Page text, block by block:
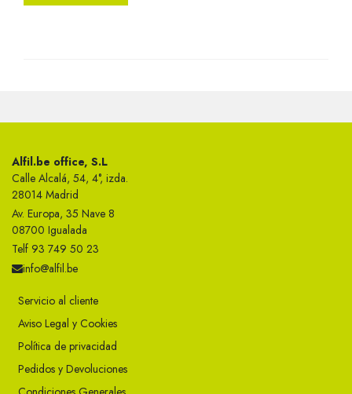
Alfil.be office, S.L
Calle Alcalá, 54, 4°, izda.
28014 Madrid
Av. Europa, 35 Nave 8
08700 Igualada
Telf 93 749 50 23
info@alfil.be
Servicio al cliente
Aviso Legal y Cookies
Política de privacidad
Pedidos y Devoluciones